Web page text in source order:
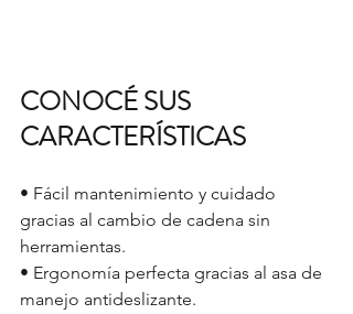
CONOCÉ SUS
CARACTERÍSTICAS
• Fácil mantenimiento y cuidado
gracias al cambio de cadena sin
herramientas.
• Ergonomía perfecta gracias al asa de
manejo antideslizante.